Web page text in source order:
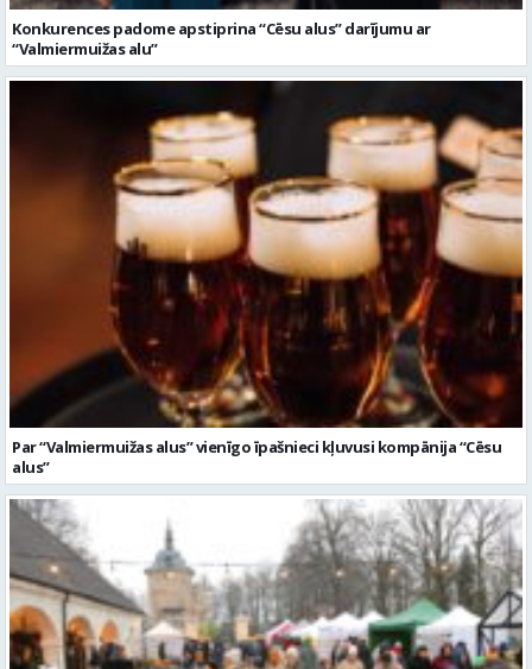
Konkurences padome apstiprina “Cēsu alus” darījumu ar
“Valmiermuižas alu”
Par “Valmiermuižas alus” vienīgo īpašnieci kļuvusi kompānija “Cēsu
alus”